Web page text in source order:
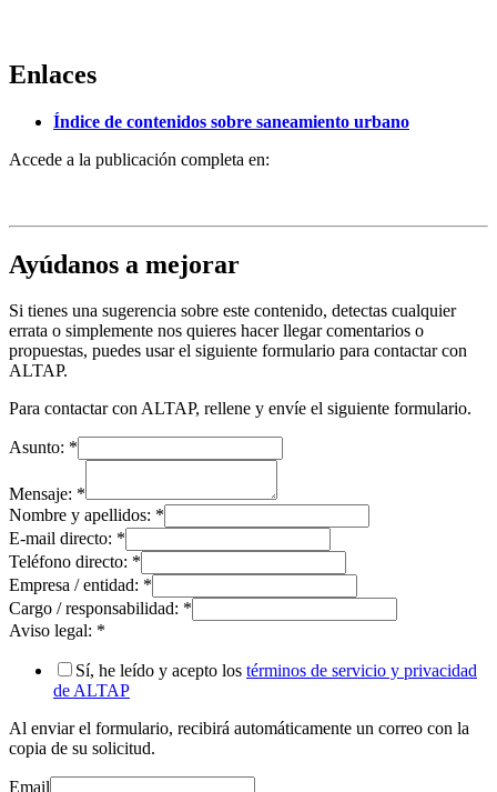
Enlaces
Índice de contenidos sobre saneamiento urbano
Accede a la publicación completa en:
Ayúdanos a mejorar
Si tienes una sugerencia sobre este contenido, detectas cualquier
errata o simplemente nos quieres hacer llegar comentarios o
propuestas, puedes usar el siguiente formulario para contactar con
ALTAP.
Para contactar con ALTAP, rellene y envíe el siguiente formulario.
Asunto: *
Mensaje: *
Nombre y apellidos: *
E-mail directo: *
Teléfono directo: *
Empresa / entidad: *
Cargo / responsabilidad: *
Aviso legal: *
Sí, he leído y acepto los términos de servicio y privacidad
de ALTAP
Al enviar el formulario, recibirá automáticamente un correo con la
copia de su solicitud.
Email